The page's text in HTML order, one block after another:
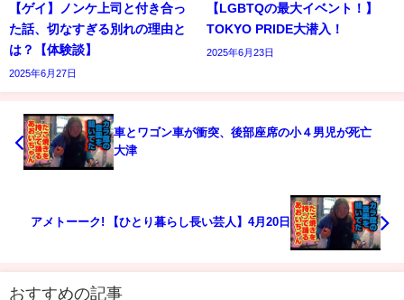
【ゲイ】ノンケ上司と付き合っ
た話、切なすぎる別れの理由と
は？【体験談】
2025年6月27日
【LGBTQの最大イベント！】
TOKYO PRIDE大潜入！
2025年6月23日
車とワゴン車が衝突、後部座席の小４男児が死亡
大津
アメトーーク! 【ひとり暮らし長い芸人】4月20日
おすすめの記事